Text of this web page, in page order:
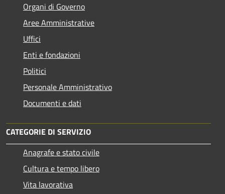
Organi di Governo
Aree Amministrative
Uffici
Enti e fondazioni
Politici
Personale Amministrativo
Documenti e dati
CATEGORIE DI SERVIZIO
Anagrafe e stato civile
Cultura e tempo libero
Vita lavorativa